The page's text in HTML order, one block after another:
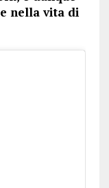
nella vita di